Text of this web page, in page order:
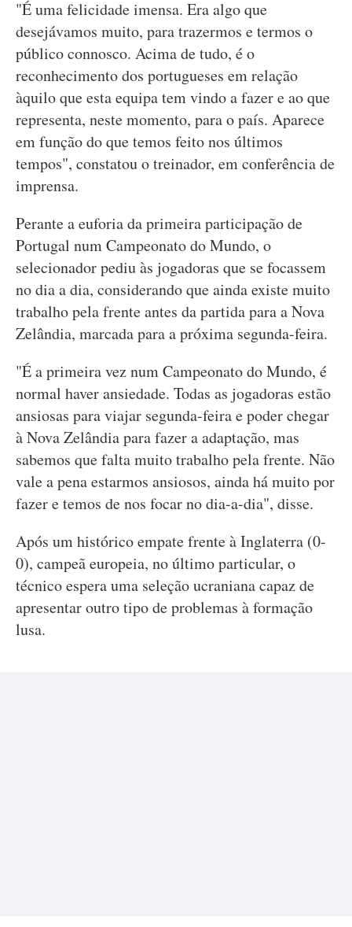
"É uma felicidade imensa. Era algo que
desejávamos muito, para trazermos e termos o
público connosco. Acima de tudo, é o
reconhecimento dos portugueses em relação
àquilo que esta equipa tem vindo a fazer e ao que
representa, neste momento, para o país. Aparece
em função do que temos feito nos últimos
tempos", constatou o treinador, em conferência de
imprensa.
Perante a euforia da primeira participação de
Portugal num Campeonato do Mundo, o
selecionador pediu às jogadoras que se focassem
no dia a dia, considerando que ainda existe muito
trabalho pela frente antes da partida para a Nova
Zelândia, marcada para a próxima segunda-feira.
"É a primeira vez num Campeonato do Mundo, é
normal haver ansiedade. Todas as jogadoras estão
ansiosas para viajar segunda-feira e poder chegar
à Nova Zelândia para fazer a adaptação, mas
sabemos que falta muito trabalho pela frente. Não
vale a pena estarmos ansiosos, ainda há muito por
fazer e temos de nos focar no dia-a-dia", disse.
Após um histórico empate frente à Inglaterra (0-
0), campeã europeia, no último particular, o
técnico espera uma seleção ucraniana capaz de
apresentar outro tipo de problemas à formação
lusa.